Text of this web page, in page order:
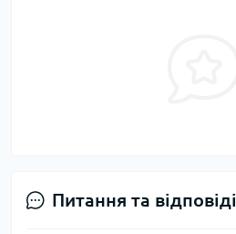
Питання та відповіді